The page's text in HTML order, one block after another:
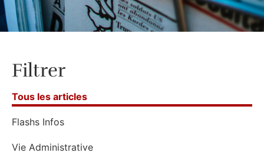
Filtrer
Tous les articles
Flashs Infos
Vie Administrative